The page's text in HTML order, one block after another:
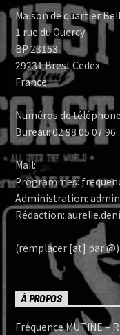
Maison de quartier
1 rue du Quercy
BP 23153
29231 Brest Cedex
France
Numéros de
Bureau: 02 98 05 07 96
Mail:
Programmes:
Administration:
Rédaction:
(remplacer [at] par @)
À PROPOS
Fréquence MUTINE –